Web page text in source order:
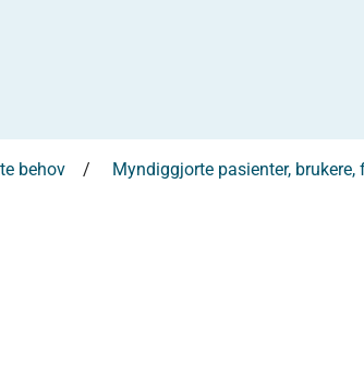
behov Myndiggjorte pasienter,